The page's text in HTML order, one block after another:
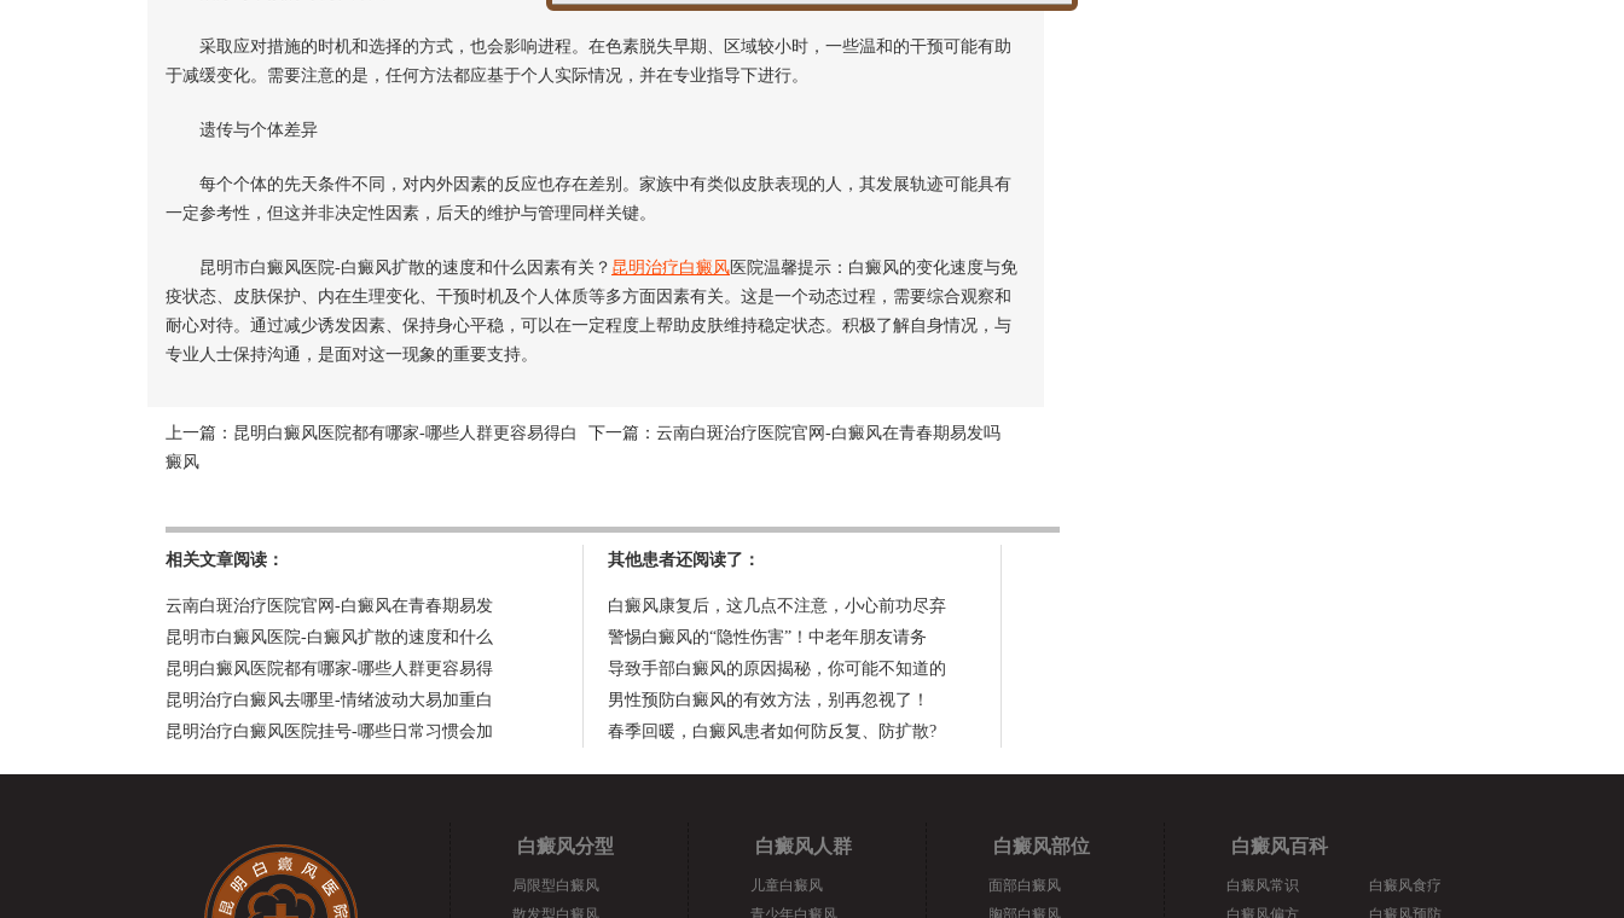
采取应对措施的时机和选择的方式，也会影响进程。在色素脱失早期、区域较小时，一些温和的干预可能有助
于减缓变化。需要注意的是，任何方法都应基于个人实际情况，并在专业指导下进行。
遗传与个体差异
每个个体的先天条件不同，对内外因素的反应也存在差别。家族中有类似皮肤表现的人，其发展轨迹可能具有
一定参考性，但这并非决定性因素，后天的维护与管理同样关键。
昆明市白癜风医院-白癜风扩散的速度和什么因素有关？ 昆明治疗白癜风 医院温馨提示：白癜风的变化速度与免
疫状态、皮肤保护、内在生理变化、干预时机及个人体质等多方面因素有关。这是一个动态过程，需要综合观察和
耐心对待。通过减少诱发因素、保持身心平稳，可以在一定程度上帮助皮肤维持稳定状态。积极了解自身情况，与
专业人士保持沟通，是面对这一现象的重要支持。
上一篇： 昆明白癜风医院都有哪家-哪些人群更容易得白
癜风
下一篇： 云南白斑治疗医院官网-白癜风在青春期易发吗
相关文章阅读：
云南白斑治疗医院官网-白癜风在青春期易发
昆明市白癜风医院-白癜风扩散的速度和什么
昆明白癜风医院都有哪家-哪些人群更容易得
昆明治疗白癜风去哪里-情绪波动大易加重白
昆明治疗白癜风医院挂号-哪些日常习惯会加
其他患者还阅读了：
白癜风康复后，这几点不注意，小心前功尽弃
警惕白癜风的“隐性伤害”！中老年朋友请务
导致手部白癜风的原因揭秘，你可能不知道的
男性预防白癜风的有效方法，别再忽视了！
春季回暖，白癜风患者如何防反复、防扩散?
白癜风分型
局限型白癜风
散发型白癜风
白癜风人群
儿童白癜风
青少年白癜风
白癜风部位
面部白癜风
胸部白癜风
白癜风百科
白癜风常识
白癜风偏方
白癜风食疗
白癜风预防